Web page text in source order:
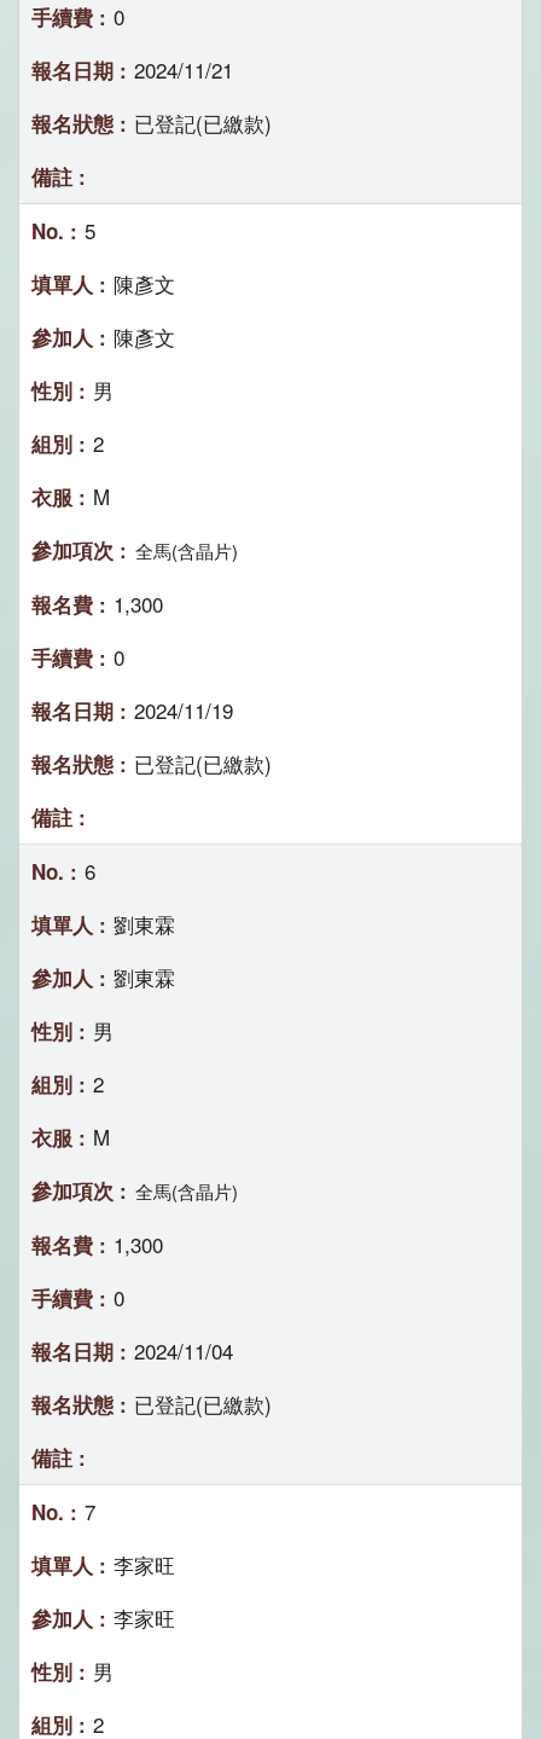
0
2024/11/21
已登記(已繳款)
5
陳彥文
陳彥文
男
2
M
全馬(含晶片)
1,300
0
2024/11/19
已登記(已繳款)
6
劉東霖
劉東霖
男
2
M
全馬(含晶片)
1,300
0
2024/11/04
已登記(已繳款)
7
李家旺
李家旺
男
2